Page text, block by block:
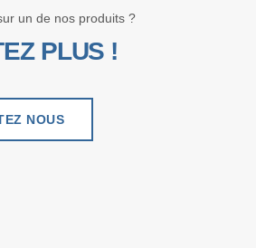
un de nos produits ?
PLUS !
NOUS